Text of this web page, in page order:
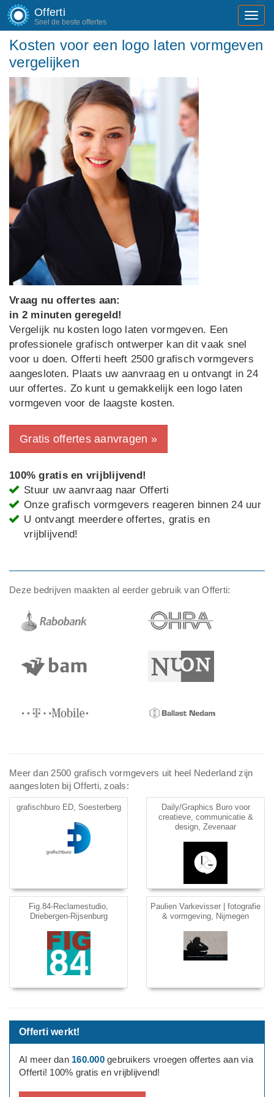
Offerti
Snel de beste offertes
Kosten voor een logo laten vormgeven
vergelijken
Vraag nu offertes aan:
in 2 minuten geregeld!
Vergelijk nu kosten logo laten vormgeven. Een
professionele grafisch ontwerper kan dit vaak snel
voor u doen. Offerti heeft 2500 grafisch vormgevers
aangesloten. Plaats uw aanvraag en u ontvangt in 24
uur offertes. Zo kunt u gemakkelijk een logo laten
vormgeven voor de laagste kosten.
Gratis offertes aanvragen »
100% gratis en vrijblijvend!
Stuur uw aanvraag naar Offerti
Onze grafisch vormgevers reageren binnen 24 uur
U ontvangt meerdere offertes, gratis en
vrijblijvend!
Deze bedrijven maakten al eerder gebruik van Offerti:
Meer dan 2500 grafisch vormgevers uit heel Nederland zijn
aangesloten bij Offerti, zoals:
grafischburo ED, Soesterberg
Daily/Graphics Buro voor
creatieve, communicatie &
design, Zevenaar
Fig.84-Reclamestudio,
Driebergen-Rijsenburg
Paulien Varkevisser | fotografie
& vormgeving, Nijmegen
Offerti werkt!
Al meer dan 160.000gebruikers vroegen offertes aan via
Offerti! 100% gratis en vrijblijvend!